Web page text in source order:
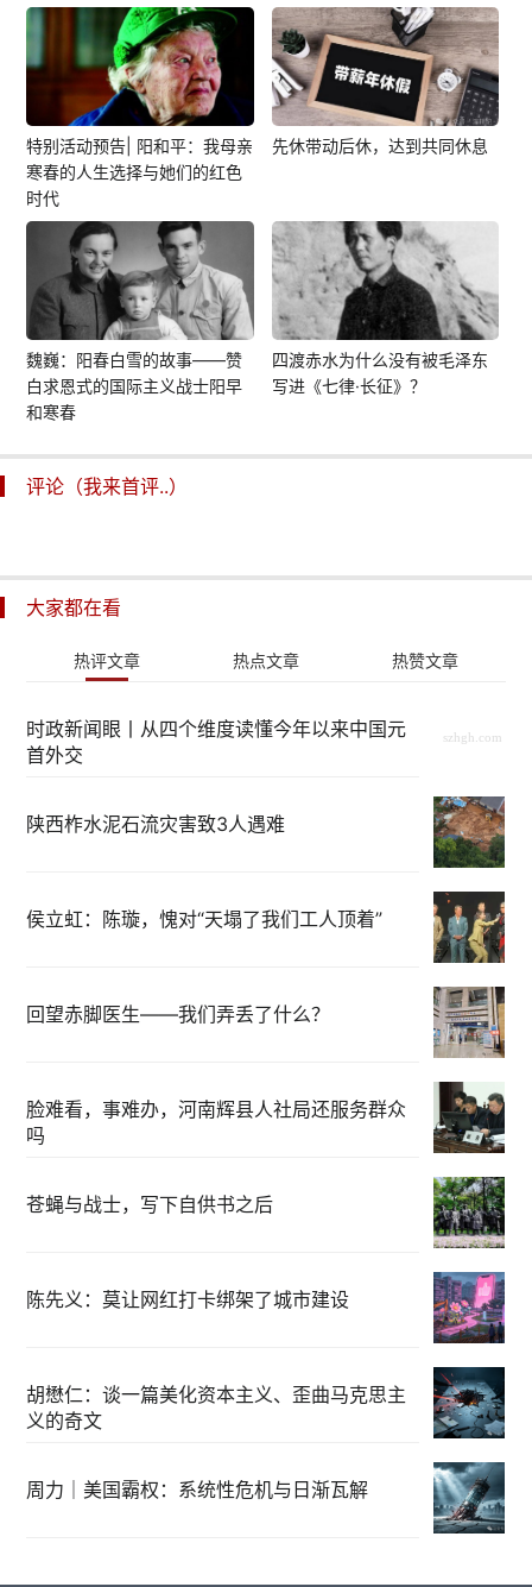
特别活动预告| 阳和平：我母亲
寒春的人生选择与她们的红色
时代
先休带动后休，达到共同休息
魏巍：阳春白雪的故事——赞
白求恩式的国际主义战士阳早
和寒春
四渡赤水为什么没有被毛泽东
写进《七律·长征》？
评论（我来首评..）
大家都在看
热评文章 热点文章 热赞文章
时政新闻眼丨从四个维度读懂今年以来中国元
首外交
陕西柞水泥石流灾害致3人遇难
侯立虹：陈璇，愧对“天塌了我们工人顶着”
回望赤脚医生——我们弄丢了什么？
脸难看，事难办，河南辉县人社局还服务群众
吗
苍蝇与战士，写下自供书之后
陈先义：莫让网红打卡绑架了城市建设
胡懋仁：谈一篇美化资本主义、歪曲马克思主
义的奇文
周力｜美国霸权：系统性危机与日渐瓦解